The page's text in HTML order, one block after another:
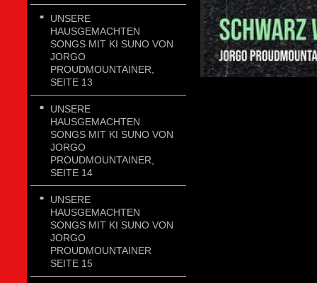
UNSERE
HAUSGEMACHTEN
SONGS MIT KI SUNO VON
JORGO
PROUDMOUNTAINER,
SEITE 13
UNSERE
HAUSGEMACHTEN
SONGS MIT KI SUNO VON
JORGO
PROUDMOUNTAINER,
SEITE 14
UNSERE
HAUSGEMACHTEN
SONGS MIT KI SUNO VON
JORGO
PROUDMOUNTAINER
SEITE 15